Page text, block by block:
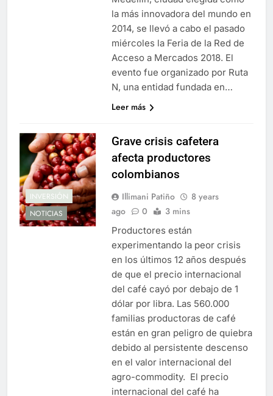
la más innovadora del mundo en
2014, se llevó a cabo el pasado
miércoles la Feria de la Red de
Acceso a Mercados 2018. El
evento fue organizado por Ruta
N, una entidad fundada en…
Leer más
INVERSIÓN
NOTICIAS
Grave crisis cafetera
afecta productores
colombianos
Illimani Patiño
8 years
ago
0 3 mins
Productores están
experimentando la peor crisis
en los últimos 12 años después
de que el precio internacional
del café cayó por debajo de 1
dólar por libra. Las 560.000
familias productoras de café
están en gran peligro de quiebra
debido al persistente descenso
en el valor internacional del
agro-commodity. El precio
internacional del café ha